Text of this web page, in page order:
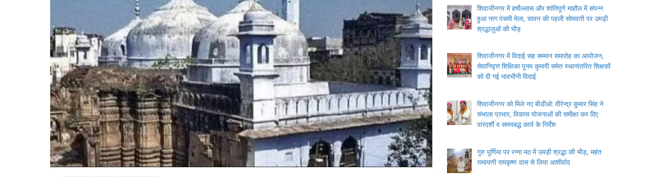
शिवाजीनगर में हर्षोल्लास और शांतिपूर्ण माहौल में संपन्न
हुआ नाग पंचमी मेला, सावन की पहली सोमवारी पर उमड़ी
श्रद्धालुओं की भीड़
शिवाजीनगर में विदाई सह सम्मान समारोह का आयोजन,
सेवानिवृत्त शिक्षिका पूनम कुमारी समेत स्थानांतरित शिक्षकों
को दी गई भावभीनी विदाई
शिवाजीनगर को मिले नए बीडीओ: वीरेन्द्र कुमार सिंह ने
संभाला प्रभार, विकास योजनाओं की समीक्षा कर दिए
पारदर्शी व समयबद्ध कार्य के निर्देश
गुरु पूर्णिमा पर रन्ना मठ में उमड़ी श्रद्धा की भीड़, महंत
रामायणी रामकृष्ण दास से लिया आशीर्वाद